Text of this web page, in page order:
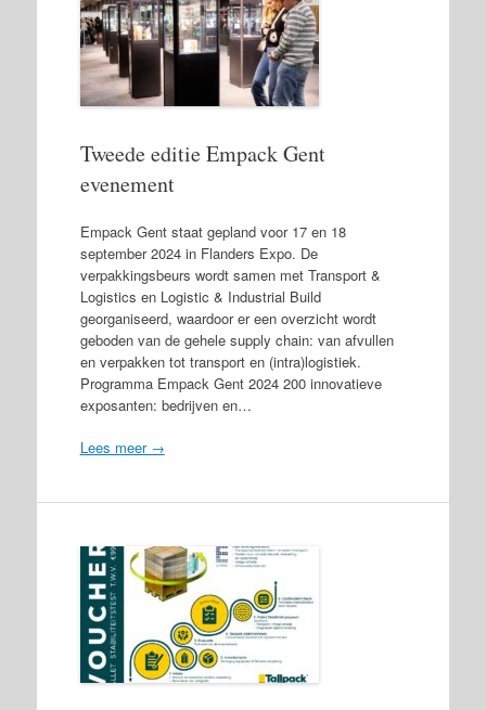
Tweede editie Empack Gent
evenement
Empack Gent staat gepland voor 17 en 18
september 2024 in Flanders Expo. De
verpakkingsbeurs wordt samen met Transport &
Logistics en Logistic & Industrial Build
georganiseerd, waardoor er een overzicht wordt
geboden van de gehele supply chain: van afvullen
en verpakken tot transport en (intra)logistiek.
Programma Empack Gent 2024 200 innovatieve
exposanten: bedrijven en…
Lees meer →